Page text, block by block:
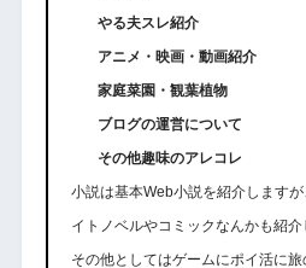
やる夫スレ紹介
アニメ・映画・動画紹介
家庭菜園・観葉植物
ブログの運営について
その他趣味のアレコレ
小説は基本Web小説を紹介します
イトノベルやコミックなんかも紹介
その他としてはゲームにポイ活に